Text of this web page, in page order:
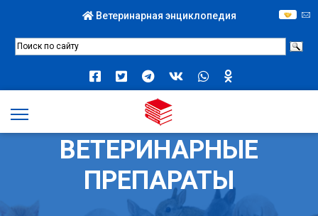
Ветеринарная энциклопедия
ВЕТЕРИНАРНЫЕ
ПРЕПАРАТЫ